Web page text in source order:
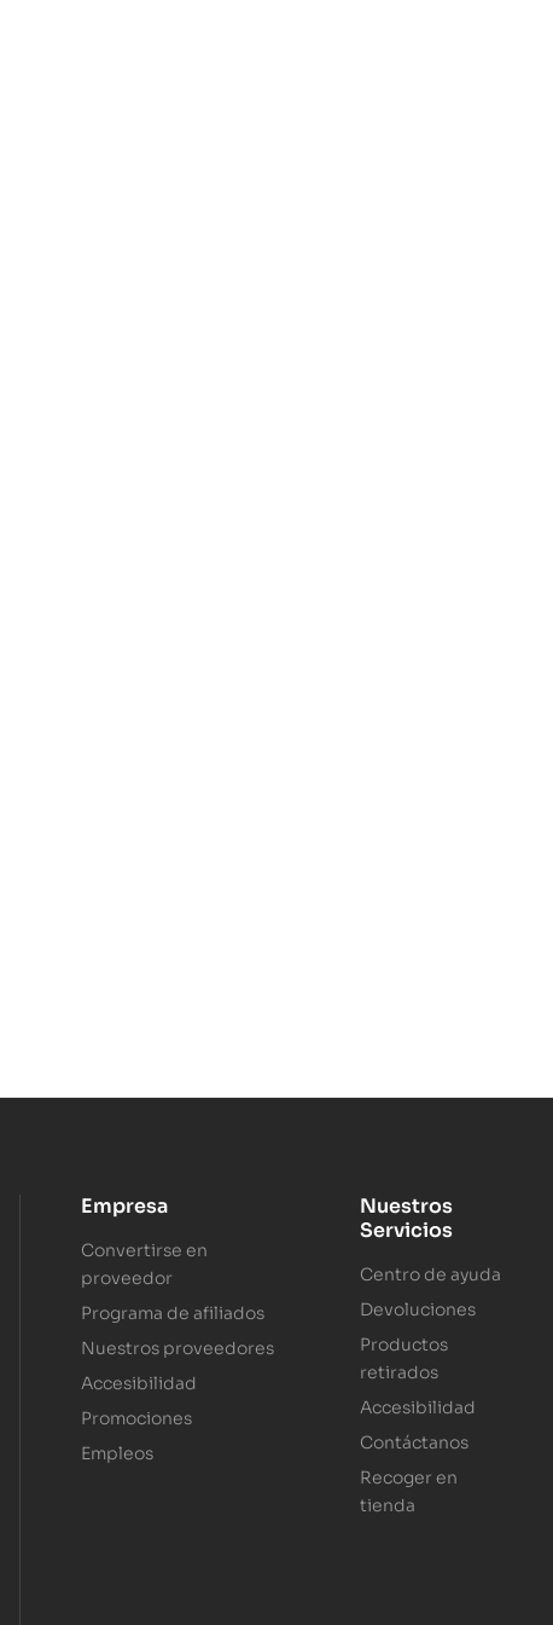
Empresa
Convertirse en
proveedor
Programa de afiliados
Nuestros proveedores
Accesibilidad
Promociones
Empleos
Nuestros
Servicios
Centro de ayuda
Devoluciones
Productos
retirados
Accesibilidad
Contáctanos
Recoger en
tienda